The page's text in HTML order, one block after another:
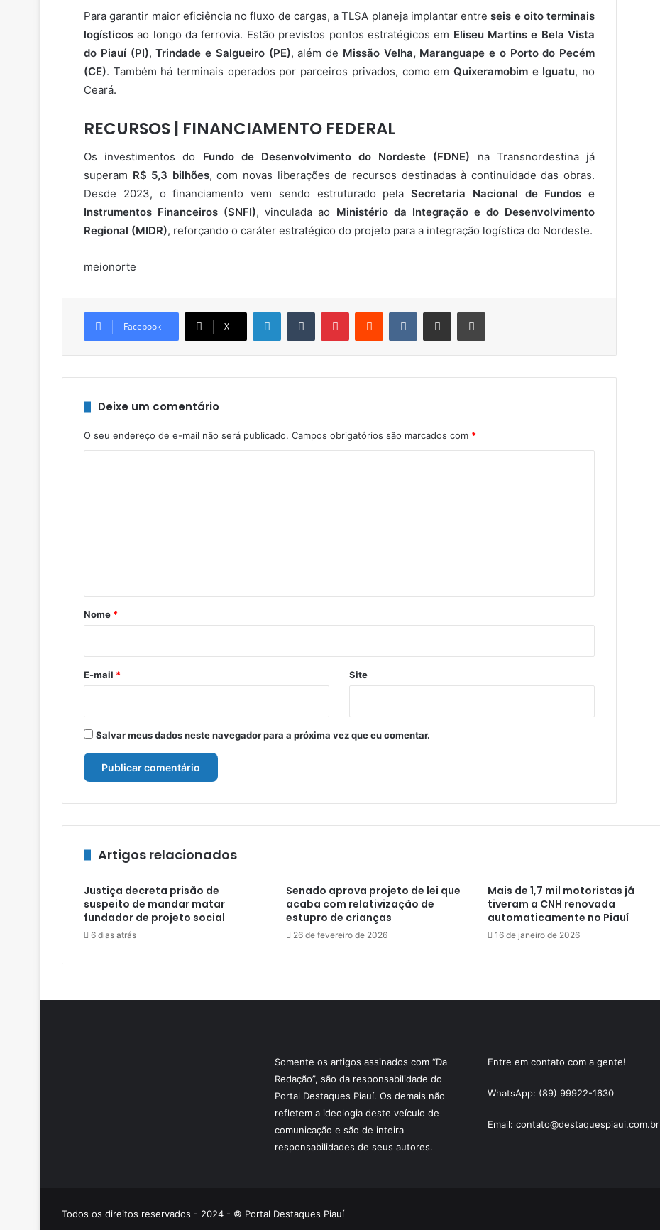
Para garantir maior eficiência no fluxo de cargas, a TLSA planeja implantar entreseis e oito terminais
logísticos ao longo da ferrovia. Estão previstos pontos estratégicos em Eliseu Martins e Bela Vista
do Piauí (PI),Trindade e Salgueiro (PE), além de Missão Velha, Maranguape e o Porto do Pecém
(CE). Também há terminais operados por parceiros privados, como em Quixeramobim e Iguatu, no
Ceará.
RECURSOS | FINANCIAMENTO FEDERAL
Os investimentos do Fundo de Desenvolvimento do Nordeste (FDNE) na Transnordestina já
superam R$ 5,3 bilhões, com novas liberações de recursos destinadas à continuidade das obras.
Desde 2023, o financiamento vem sendo estruturado pela Secretaria Nacional de Fundos e
Instrumentos Financeiros (SNFI), vinculada ao Ministério da Integração e do Desenvolvimento
Regional (MIDR), reforçando o caráter estratégico do projeto para a integração logística do Nordeste.
meionorte
Facebook X
LinkedinTumblr PinterestReddit VK Compartilhar via e-mail Imprimir
Deixe um comentário
O seu endereço de e-mail não será publicado. Campos obrigatórios são marcados com *
r
*
Nome *
E-mail * Site
Salvar meus dados neste navegador para a próxima vez que eu comentar.
Artigos relacionados
Justiça decreta prisão de
suspeito de mandar matar
fundador de projeto social
6 dias atrás
Senado aprova projeto de lei que
acaba com relativização de
estupro de crianças
26 de fevereiro de 2026
Mais de 1,7 mil motoristas já
tiveram a CNH renovada
automaticamente no Piauí
16 de janeiro de 2026
Somente os artigos assinados com “Da
Redação”, são da responsabilidade do
Portal Destaques Piauí. Os demais não
refletem a ideologia deste veículo de
comunicação e são de inteira
responsabilidades de seus autores.
Entre em contato com a gente!
WhatsApp: (89) 99922-1630
Email: contato@destaquespiaui.com.br
Todos os direitos reservados - 2024 - © Portal Destaques Piauí